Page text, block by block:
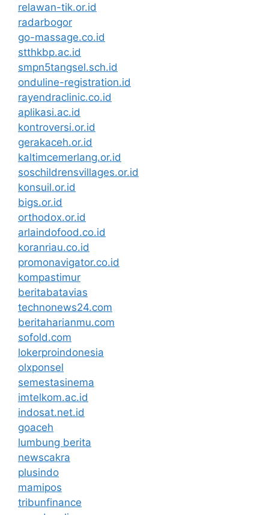
relawan-tik.or.id
radarbogor
go-massage.co.id
stthkbp.ac.id
smpn5tangsel.sch.id
onduline-registration.id
rayendraclinic.co.id
aplikasi.ac.id
kontroversi.or.id
gerakaceh.or.id
kaltimcemerlang.or.id
soschildrensvillages.or.id
konsuil.or.id
bigs.or.id
orthodox.or.id
arlaindofood.co.id
koranriau.co.id
promonavigator.co.id
kompastimur
beritabatavias
technonews24.com
beritaharianmu.com
sofold.com
lokerproindonesia
olxponsel
semestasinema
imtelkom.ac.id
indosat.net.id
goaceh
lumbung berita
newscakra
plusindo
mamipos
tribunfinance